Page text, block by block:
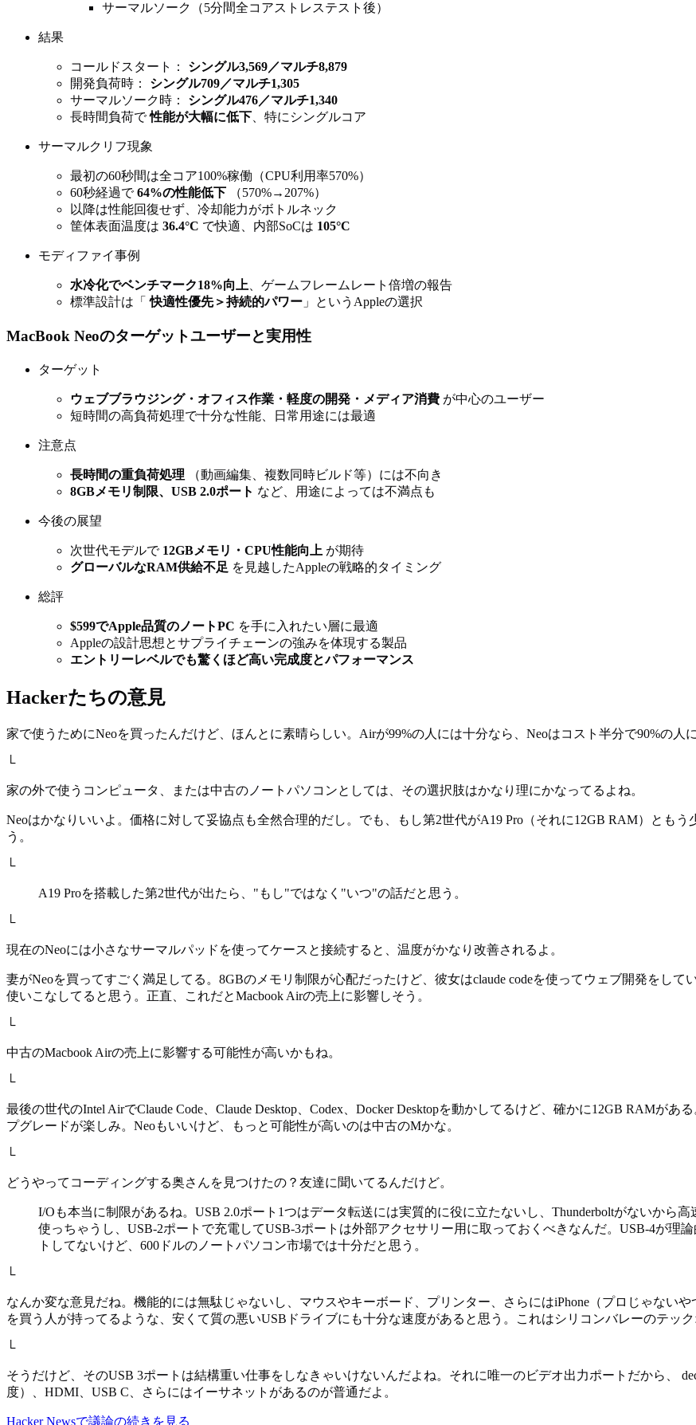
サーマルソーク（5分間全コアストレステスト後）
結果
コールドスタート： シングル3,569／マルチ8,879
開発負荷時： シングル709／マルチ1,305
サーマルソーク時： シングル476／マルチ1,340
長時間負荷で性能が大幅に低下 、特にシングルコア
サーマルクリフ現象
最初の60秒間は全コア100%稼働（CPU利用率570%）
60秒経過で64%の性能低下 （570%→207%）
以降は性能回復せず、冷却能力がボトルネック
筐体表面温度は 36.4°C で快適、内部SoCは 105°C
モディファイ事例
水冷化でベンチマーク18%向上 、ゲームフレームレート倍増の報告
標準設計は「快適性優先＞持続的パワー 」というAppleの選択
MacBook Neoのターゲットユーザーと実用性
ターゲット
ウェブブラウジング・オフィス作業・軽度の開発・メディア消費 が中心のユーザー
短時間の高負荷処理で十分な性能、日常用途には最適
注意点
長時間の重負荷処理 （動画編集、複数同時ビルド等）には不向き
8GBメモリ制限、USB 2.0ポート など、用途によっては不満点も
今後の展望
次世代モデルで 12GBメモリ・CPU性能向上 が期待
グローバルなRAM供給不足 を見越したAppleの戦略的タイミング
総評
$599でApple品質のノートPC を手に入れたい層に最適
Appleの設計思想とサプライチェーンの強みを体現する製品
エントリーレベルでも驚くほど高い完成度とパフォーマンス
Hackerたちの意見
家で使うためにNeoを買ったんだけど、ほんとに素晴らしい。Airが99%の人には十分なら、Neoはコスト半分で90%の人
└
家の外で使うコンピュータ、または中古のノートパソコンとしては、その選択肢はかなり理にかなってるよね。
Neoはかなりいいよ。価格に対して妥協点も全然合理的だし。でも、もし第2世代がA19 Pro（それに12GB RAM）とも
う。
└
A19 Proを搭載した第2世代が出たら、"もし"ではなく"いつ"の話だと思う。
└
現在のNeoには小さなサーマルパッドを使ってケースと接続すると、温度がかなり改善されるよ。
妻がNeoを買ってすごく満足してる。8GBのメモリ制限が心配だったけど、彼女はclaude codeを使ってウェブ開発をし
使いこなしてると思う。正直、これだとMacbook Airの売上に影響しそう。
└
中古のMacbook Airの売上に影響する可能性が高いかもね。
└
最後の世代のIntel AirでClaude Code、Claude Desktop、Codex、Docker Desktopを動かしてるけど、確かに12GB RAMが
プグレードが楽しみ。Neoもいいけど、もっと可能性が高いのは中古のMかな。
└
どうやってコーディングする奥さんを見つけたの？友達に聞いてるんだけど。
I/Oも本当に制限があるね。USB 2.0ポート1つはデータ転送には実質的に役に立たないし、Thunderboltがないから
使っちゃうし、USB-2ポートで充電してUSB-3ポートは外部アクセサリー用に取っておくべきなんだ。USB-4が理
トしてないけど、600ドルのノートパソコン市場では十分だと思う。
└
なんか変な意見だね。機能的には無駄じゃないし、マウスやキーボード、プリンター、さらにはiPhone（プロじゃない
を買う人が持ってるような、安くて質の悪いUSBドライブにも十分な速度があると思う。これはシリコンバレーのテッ
└
そうだけど、そのUSB 3ポートは結構重い仕事をしなきゃいけないんだよね。それに唯一のビデオ出力ポートだから、
度）、HDMI、USB C、さらにはイーサネットがあるのが普通だよ。
Hacker Newsで議論の続きを見る